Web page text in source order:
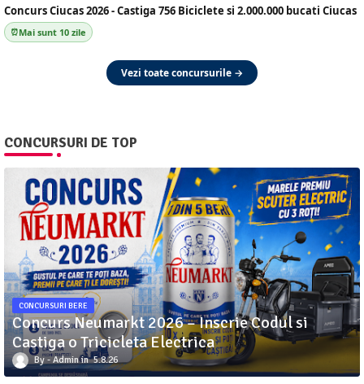
Concurs Ciucas 2026 - Castiga 756 Biciclete si 2.000.000 bucati Ciucas
Mai sunt 10 zile
Vezi toate concursurile →
CONCURSURI DE TOP
CONCURSURI BERE
Concurs Neumarkt 2026 – Inscrie Codul si
Castiga o Tricicleta Electrica
Admin 5.8.26